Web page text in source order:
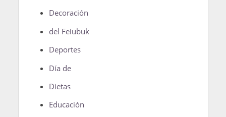
Decoración
del Feiubuk
Deportes
Día de
Dietas
Educación